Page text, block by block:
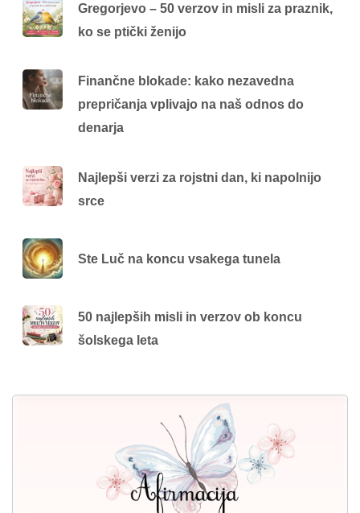
Gregorjevo – 50 verzov in misli za praznik,
ko se ptički ženijo
Finančne blokade: kako nezavedna
prepričanja vplivajo na naš odnos do
denarja
Najlepši verzi za rojstni dan, ki napolnijo
srce
Ste Luč na koncu vsakega tunela
50 najlepših misli in verzov ob koncu
šolskega leta